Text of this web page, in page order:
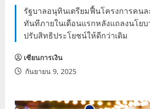
รัฐบาลอนุทินเตรียมฟื้นโครงการคนล
ทันทีภายในเดือนแรกหลังแถลงนโยบ
ปรับสิทธิประโยชน์ให้ดีกว่าเดิม
เซียนการเงิน
กันยายน 9, 2025